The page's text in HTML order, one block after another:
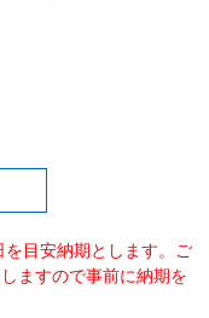
を目安納期とします。ご
ますので事前に納期を